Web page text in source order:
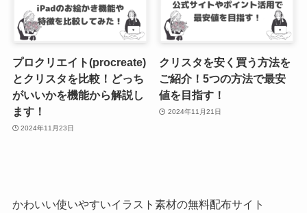
プロクリエイト(procreate)
とクリスタを比較！どっち
がいいかを機能から解説し
ます！
2024年11月23日
クリスタを安く買う方法を
ご紹介！5つの方法で最安
値を目指す！
2024年11月21日
かわいい使いやすいイラスト素材の無料配布サイト